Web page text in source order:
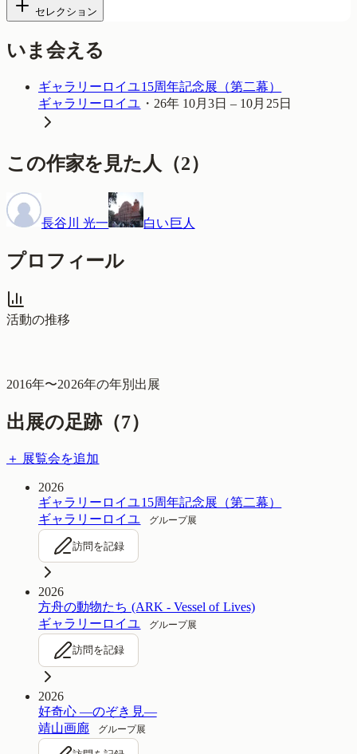
セレクション
いま会える
ギャラリーロイユ15周年記念展（第二幕）
ギャラリーロイユ ・ 26年 10月3日 – 10月25日
この作家を見た人 （2）
長谷川 光一 白い巨人
プロフィール
活動の推移
2016年〜2026年の年別出展
出展の足跡（7）
＋ 展覧会を追加
2026
ギャラリーロイユ15周年記念展（第二幕）
ギャラリーロイユ
グループ展
訪問を記録
2026
方舟の動物たち (ARK - Vessel of Lives)
ギャラリーロイユ
グループ展
訪問を記録
2026
好奇心 ―のぞき見―
靖山画廊
グループ展